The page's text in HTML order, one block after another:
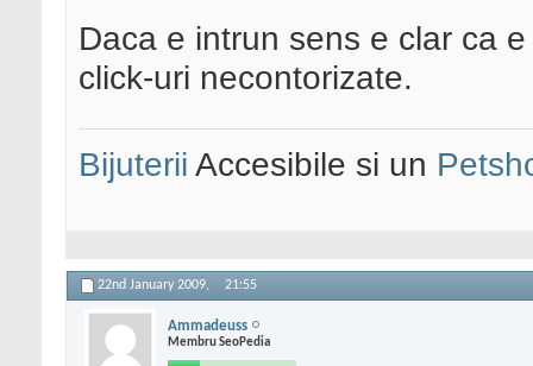
Daca e intrun sens e clar ca
click-uri necontorizate.
Bijuterii Accesibile si un
22nd January 2009, 21:55
Ammadeuss
Membru SeoPedia